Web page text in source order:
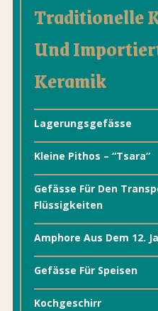
Traditionelle
Und
Keramik
Lagerungsgefässe
Kleine Pithos – “Tsara”
Gefässe Für Den
Flüssigkeiten
Amphore Aus Dem 12.
Gefässe Für Speisen
Kochgeschirr